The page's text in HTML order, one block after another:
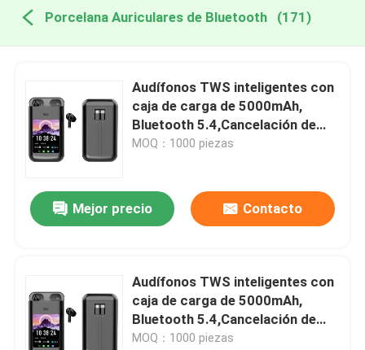
Porcelana Auriculares de Bluetooth (171)
Audífonos TWS inteligentes con
caja de carga de 5000mAh,
Bluetooth 5.4,Cancelación de
ruido ENC, alertas de mensajes
MOQ：1000 piezas
Mejor precio Contacto
Audífonos TWS inteligentes con
caja de carga de 5000mAh,
Bluetooth 5.4,Cancelación de
ruido ENC, alertas de mensajes
MOQ：1000 piezas